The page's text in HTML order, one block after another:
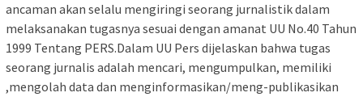
ancaman akan selalu mengiringi seorang jurnalistik dalam
melaksanakan tugasnya sesuai dengan amanat UU No.40 Tahun
1999 Tentang PERS.Dalam UU Pers dijelaskan bahwa tugas
seorang jurnalis adalah mencari, mengumpulkan, memiliki
,mengolah data dan menginformasikan/meng-publikasikan